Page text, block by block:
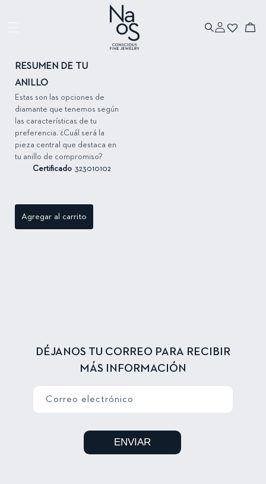
sesión
Carrito
RESUMEN DE TU
ANILLO
Estas son las opciones de
diamante que tenemos según
las características de tu
preferencia. ¿Cuál será la
pieza central que destaca en
tu anillo de compromiso?
Certificado323010102
Agregar al carrito
DÉJANOS TU CORREO PARA RECIBIR
MÁS INFORMACIÓN
Correo electrónico
ENVIAR